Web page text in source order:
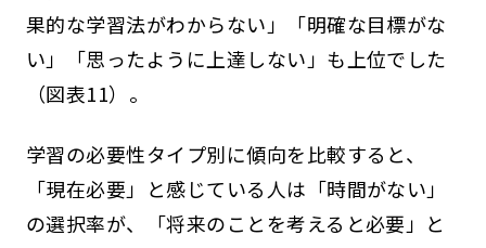
果的な学習法がわからない」「明確な目標がな
い」「思ったように上達しない」も上位でした
（図表11）。
学習の必要性タイプ別に傾向を比較すると、
「現在必要」と感じている人は「時間がない」
の選択率が、「将来のことを考えると必要」と